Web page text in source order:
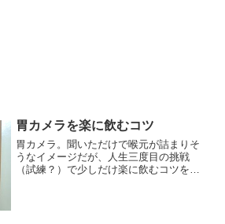
胃カメラを楽に飲むコツ
胃カメラ。聞いただけで喉元が詰まりそ
うなイメージだが、人生三度目の挑戦
（試練？）で少しだけ楽に飲むコツをつ